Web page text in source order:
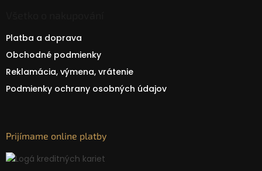
Platba a doprava
Obchodné podmienky
Reklamácia, výmena, vrátenie
Podmienky ochrany osobných údajov
Prijímame online platby